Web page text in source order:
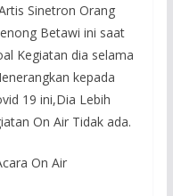
Sinetron Orang
Betawi ini saat
Kegiatan dia selama
kepada
19 ini,Dia Lebih
On Air Tidak ada.
On Air